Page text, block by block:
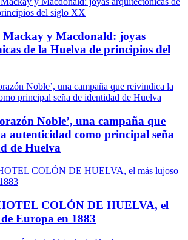
Mackay y Macdonald: joyas
de la Huelva de principios del
Noble’, una campaña que
autenticidad como principal seña
de Huelva
COLÓN DE HUELVA, el
Europa en 1883